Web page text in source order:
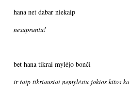
hana net dabar niekaip
nesuprantu!
bet hana tikrai mylėjo bonči
ir taip tikriausiai nemylėsiu jokios kitos